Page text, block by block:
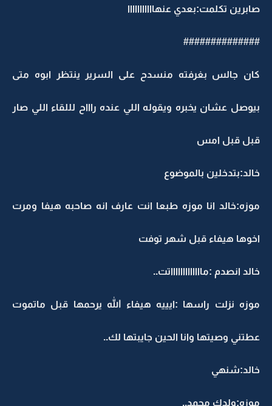
صابرين تكلمت:بعدي عنهااااااااااا
##############
كان جالس بغرفته منسدح على السرير ينتظر ابوه متى
بيوصل عشان يخبره ويقوله اللي عنده راااح لللقاء اللي صار
قبل قبل امس
خالد:بتدخلين بالموضوع
موزه:خالد انا موزه طبعا انت عارف انه صاحبه هيفا ومرت
اخوها هيفاء قبل شهر توفت
خالد انصدم :ماااااااااااااتت..
موزه نزلت راسها :ايييه هيفاء الله يرحمها قبل ماتموت
عطتني وصيتها وانا الحين جايبتها لك..
خالد:شنهي
موزه:ولدك محمد..